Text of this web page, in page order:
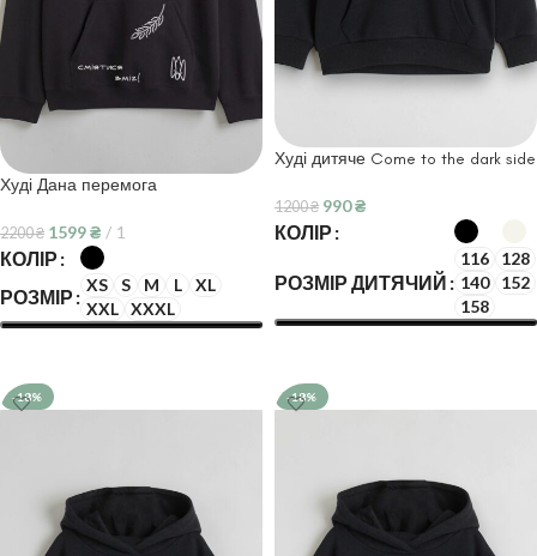
Худі Дана перемога
2200₴ 1599₴ 1
КОЛІР
РОЗМІР
XS S M L
XL
XXL XXXL
Худі дитяче Come to the dark side
1200₴ 990₴
КОЛІР
РОЗМІР ДИТЯЧИЙ
116
128
140
152
158
-18% -18%